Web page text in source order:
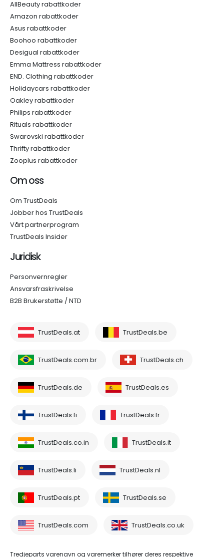
AllBeauty rabattkoder
Amazon rabattkoder
Asus rabattkoder
Boohoo rabattkoder
Desigual rabattkoder
Emma Mattress rabattkoder
END. Clothing rabattkoder
Holidaycars rabattkoder
Oakley rabattkoder
Philips rabattkoder
Rituals rabattkoder
Swarovski rabattkoder
Thrifty rabattkoder
Zooplus rabattkoder
Om oss
Om TrustDeals
Jobber hos TrustDeals
Vårt partnerprogram
TrustDeals Insider
Juridisk
Personvernregler
Ansvarsfraskrivelse
B2B Brukerstøtte / NTD
TrustDeals.at TrustDeals.be
TrustDeals.com.br TrustDeals.ch
TrustDeals.de TrustDeals.es
TrustDeals.fi TrustDeals.fr
TrustDeals.co.in TrustDeals.it
TrustDeals.li TrustDeals.nl
TrustDeals.pt TrustDeals.se
TrustDeals.com TrustDeals.co.uk
Tredjeparts varenavn og varemerker tilhører deres respektive